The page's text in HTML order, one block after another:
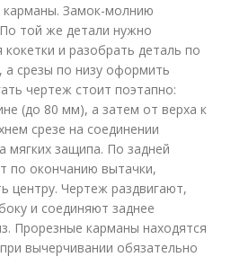
Замок-молнию
той же детали нужно
и разобрать деталь по
срезы по низу оформить
чертеж стоит поэтапно:
(до 80 мм), а затем от верха к
срезе на соединении
мягких защипа. По задней
по окончанию вытачки,
центру. Чертеж раздвигают,
и соединяют заднее
Прорезные карманы находятся
вычерчивании обязательно